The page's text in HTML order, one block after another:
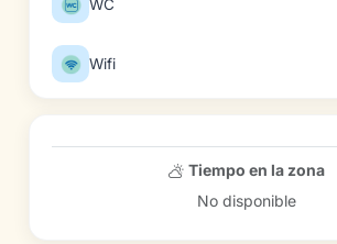
WC
Wifi
Tiempo en la zona
No disponible